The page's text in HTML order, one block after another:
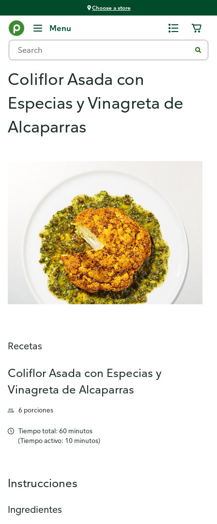
Choose a store
Menu
Coliflor Asada con
Especias y Vinagreta de
Alcaparras
Recetas
Coliflor Asada con Especias y
Vinagreta de Alcaparras
6 porciones
Tiempo total: 60 minutos
(Tiempo activo: 10 minutos)
Instrucciones
Ingredientes